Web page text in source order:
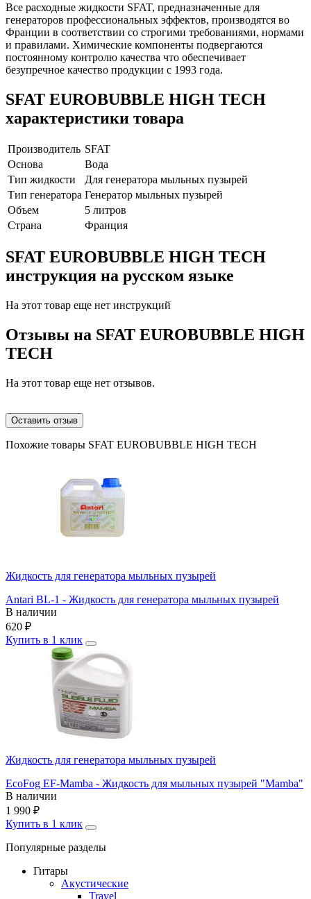
Все расходные жидкости SFAT, предназначенные для
генераторов профессиональных эффектов, производятся во
Франции в соответствии со строгими требованиями, нормами
и правилами. Химические компоненты подвергаются
постоянному контролю качества что обеспечивает
безупречное качество продукции с 1993 года.
SFAT EUROBUBBLE HIGH TECH
характеристики товара
Производитель SFAT
Основа
Вода
Тип жидкости
Для генератора мыльных пузырей
Тип генератора Генератор мыльных пузырей
Объем
5 литров
Страна
Франция
SFAT EUROBUBBLE HIGH TECH
инструкция на русском языке
На этот товар еще нет инструкций
Отзывы на SFAT EUROBUBBLE HIGH
TECH
На этот товар еще нет отзывов.
Оставить отзыв
Похожие товары SFAT EUROBUBBLE HIGH TECH
Жидкость для генератора мыльных пузырей
Antari BL-1 - Жидкость для генератора мыльных пузырей
В наличии
620 ₽
Купить в 1 клик
Жидкость для генератора мыльных пузырей
EcoFog EF-Mamba - Жидкость для мыльных пузырей "Mamba"
В наличии
1 990 ₽
Купить в 1 клик
Популярные разделы
Гитары
Акустические
Travel